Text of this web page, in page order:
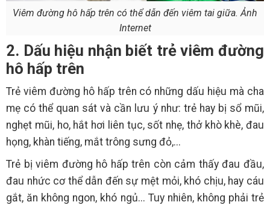
Viêm đường hô hấp trên có thể dẫn đến viêm tai giữa. Ảnh
Internet
2. Dấu hiệu nhận biết trẻ viêm đường
hô hấp trên
Trẻ viêm đường hô hấp trên có những dấu hiệu mà cha
mẹ có thể quan sát và cần lưu ý như: trẻ hay bị sổ mũi,
nghẹt mũi, ho, hắt hơi liên tục, sốt nhẹ, thở khò khè, đau
họng, khàn tiếng, mắt trông sưng đỏ,...
Trẻ bị viêm đường hô hấp trên còn cảm thấy đau đầu,
đau nhức cơ thể dẫn đến sự mệt mỏi, khó chịu, hay cáu
gắt, ăn không ngon, khó ngủ... Tuy nhiên, không phải trẻ